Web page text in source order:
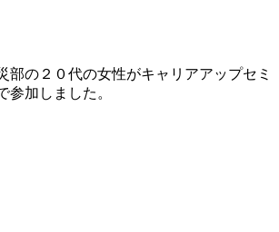
部の２０代の女性がキャリアアップセミ
参加しました。